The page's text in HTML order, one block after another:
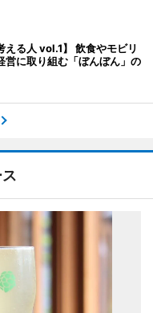
える人 vol.1】 飲食やモビリ
営に取り組む「ぼんぼん」の